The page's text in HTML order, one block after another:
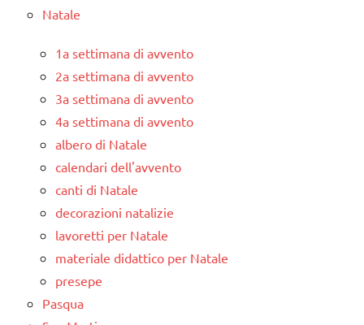
Natale
1a settimana di avvento
2a settimana di avvento
3a settimana di avvento
4a settimana di avvento
albero di Natale
calendari dell'avvento
canti di Natale
decorazioni natalizie
lavoretti per Natale
materiale didattico per Natale
presepe
Pasqua